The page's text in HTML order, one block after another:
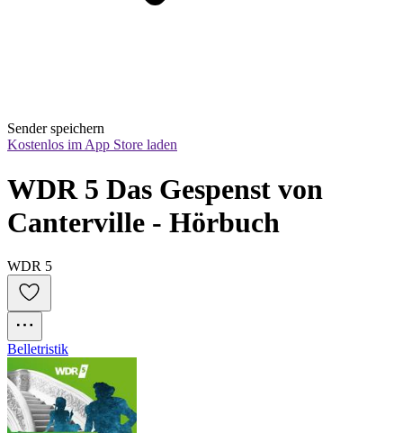
Sender speichern
Kostenlos im App Store laden
WDR 5 Das Gespenst von
Canterville - Hörbuch
WDR 5
Belletristik